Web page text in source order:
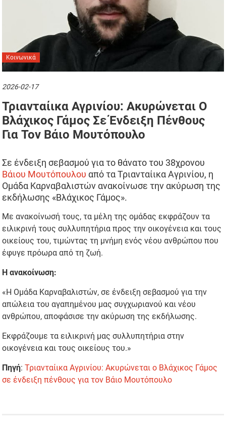
Κοινωνικά
2026-02-17
Τριανταίικα Αγρινίου: Ακυρώνεται Ο
Βλάχικος Γάμος Σε Ένδειξη Πένθους
Για Τον Βάιο Μουτόπουλο
Σε ένδειξη σεβασμού για το θάνατο του 38χρονου
Βάιου Μουτόπουλου από τα Τριανταίικα Αγρινίου, η
Ομάδα Καρναβαλιστών ανακοίνωσε την ακύρωση της
εκδήλωσης «Βλάχικος Γάμος».
Με ανακοίνωσή τους, τα μέλη της ομάδας εκφράζουν τα
ειλικρινή τους συλλυπητήρια προς την οικογένεια και τους
οικείους του, τιμώντας τη μνήμη ενός νέου ανθρώπου που
έφυγε πρόωρα από τη ζωή.
Η ανακοίνωση:
«Η Ομάδα Καρναβαλιστών, σε ένδειξη σεβασμού για την
απώλεια του αγαπημένου μας συγχωριανού και νέου
ανθρώπου, αποφάσισε την ακύρωση της εκδήλωσης.
Εκφράζουμε τα ειλικρινή μας συλλυπητήρια στην
οικογένεια και τους οικείους του.»
Πηγή:Τριανταίικα Αγρινίου: Ακυρώνεται ο Βλάχικος Γάμος
σε ένδειξη πένθους για τον Βάιο Μουτόπουλο